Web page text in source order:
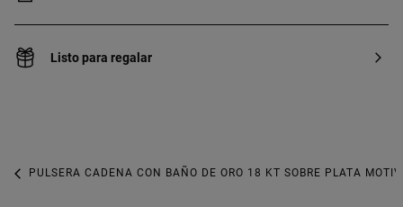
Listo para regalar
PULSERA CADENA CON BAÑO DE ORO 18 KT SOBRE PLATA